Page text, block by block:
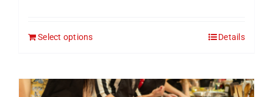
Select options Details